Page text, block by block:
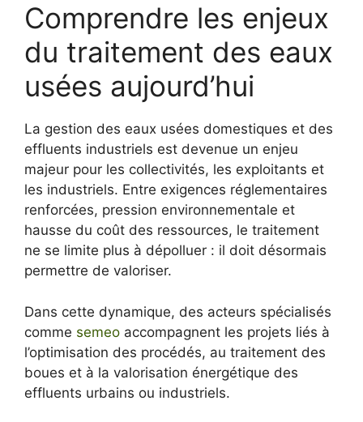
Comprendre les enjeux
du traitement des eaux
usées aujourd’hui
La gestion des eaux usées domestiques et des
effluents industriels est devenue un enjeu
majeur pour les collectivités, les exploitants et
les industriels. Entre exigences réglementaires
renforcées, pression environnementale et
hausse du coût des ressources, le traitement
ne se limite plus à dépolluer : il doit désormais
permettre de valoriser.
Dans cette dynamique, des acteurs spécialisés
comme semeo accompagnent les projets liés à
l’optimisation des procédés, au traitement des
boues et à la valorisation énergétique des
effluents urbains ou industriels.